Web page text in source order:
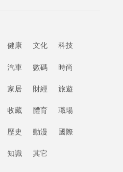
健康 文化 科技
汽車 數碼 時尚
家居 財經 旅遊
收藏 體育 職場
歷史 動漫 國際
知識 其它